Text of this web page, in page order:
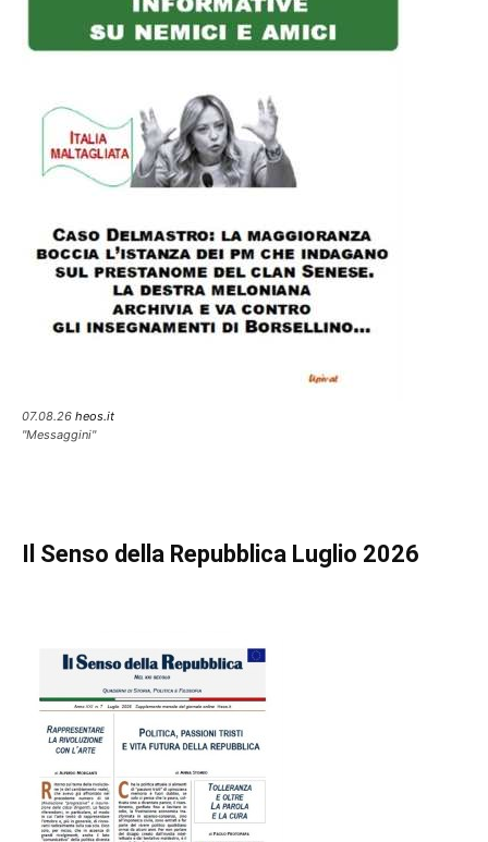
07.08.26 heos.it
"Messaggini"
Il Senso della Repubblica Luglio 2026